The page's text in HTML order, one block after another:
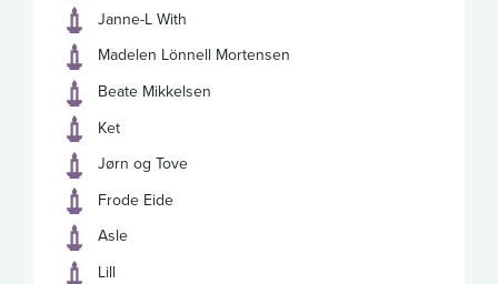
Janne-L With
Madelen Lönnell Mortensen
Beate Mikkelsen
Ket
Jørn og Tove
Frode Eide
Asle
Lill